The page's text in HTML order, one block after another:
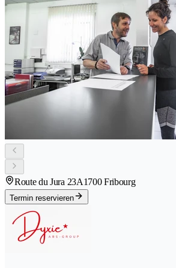
Route du Jura 23A1700 Fribourg
Termin reservieren